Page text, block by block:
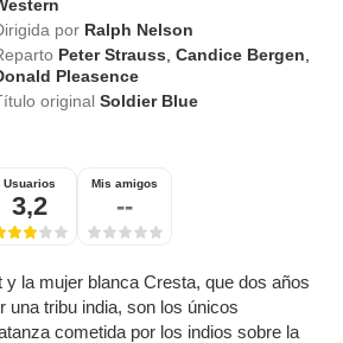
por Ralph Nelson
Peter Strauss ,Candice Bergen
Pleasence
originalSoldier Blue
Usuarios
3,2
Mis amigos
--
y la mujer blanca Cresta, que dos años
una tribu india, son los únicos
cometida por los indios sobre la